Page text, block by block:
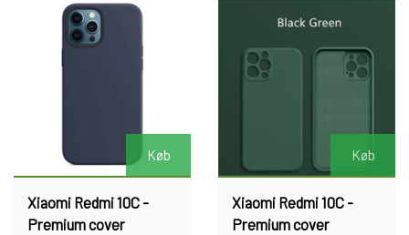
Køb
Xiaomi Redmi 10C -
Premium cover
Køb
Xiaomi Redmi 10C -
Premium cover